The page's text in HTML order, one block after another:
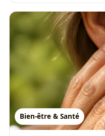
Bien-être & Santé